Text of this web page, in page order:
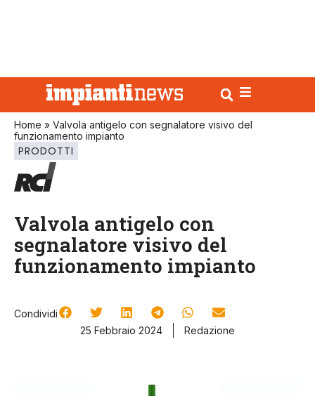
Home » Valvola antigelo con segnalatore visivo del
funzionamento impianto
PRODOTTI
Valvola antigelo con
segnalatore visivo del
funzionamento impianto
Condividi
25 Febbraio 2024
Redazione